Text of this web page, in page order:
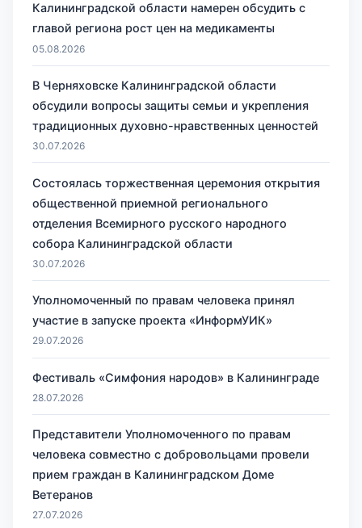
Калининградской области намерен обсудить с
главой региона рост цен на медикаменты
05.08.2026
В Черняховске Калининградской области
обсудили вопросы защиты семьи и укрепления
традиционных духовно-нравственных ценностей
30.07.2026
Состоялась торжественная церемония открытия
общественной приемной регионального
отделения Всемирного русского народного
собора Калининградской области
30.07.2026
Уполномоченный по правам человека принял
участие в запуске проекта «ИнформУИК»
29.07.2026
Фестиваль «Симфония народов» в Калининграде
28.07.2026
Представители Уполномоченного по правам
человека совместно с добровольцами провели
прием граждан в Калининградском Доме
Ветеранов
27.07.2026